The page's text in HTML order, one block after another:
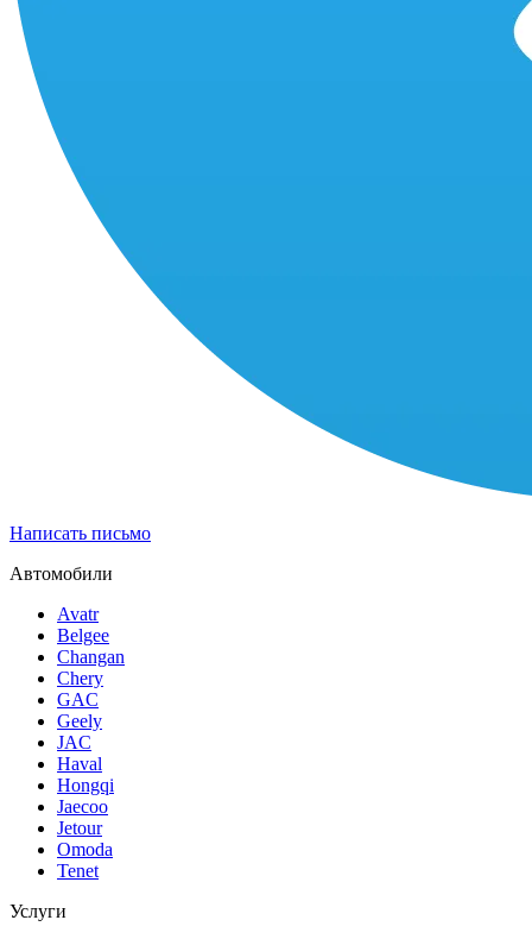
Написать письмо
Автомобили
Avatr
Belgee
Changan
Chery
GAC
Geely
JAC
Haval
Hongqi
Jaecoo
Jetour
Omoda
Tenet
Услуги